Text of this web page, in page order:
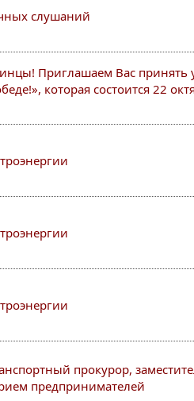
слушаний
Приглашаем Вас принять
которая состоится 22
прокурор,
предпринимателей